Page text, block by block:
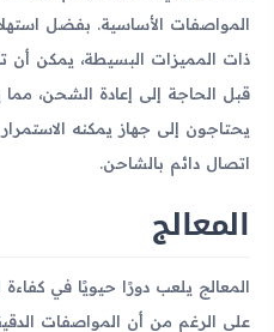
المواصفات الأساسية. بفضل
ذات المميزات البسيطة، يمكن أن
قبل الحاجة إلى إعادة الشحن،
يحتاجون إلى جهاز يمكنه
اتصال دائم بالشاحن.
المعالج
المعالج يلعب دورًا حيويًا في كفاءة
على الرغم من أن المواصفات